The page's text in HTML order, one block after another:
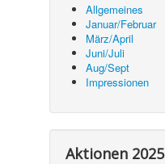
Allgemeines
Januar/Februar
März/April
Juni/Juli
Aug/Sept
Impressionen
Aktionen 2025